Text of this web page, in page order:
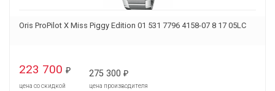
Oris ProPilot X Miss Piggy Edition 01 531 7796 4158-07 8 17 05LC
223 700 ₽
цена со скидкой
275 300 ₽
цена производителя